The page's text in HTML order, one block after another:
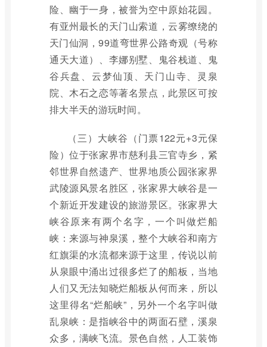
险、幽于一身，被誉为空中原始花园。
有亚州最长的天门山索道，云雾缭绕的
天门仙洞，99道弯世界公路奇观（号称
通天大道）、李娜别墅、鬼谷栈道、鬼
谷兵盘、云梦仙顶、天门山寺、灵泉
院、木石之恋等著名景点，此景区可按
排大半天的游玩时间。
（三）大峡谷（门票122元+3元保
险）位于张家界市慈利县三官寺乡，紧
邻世界自然遗产、世界地质公园张家界
武陵源风景名胜区，张家界大峡谷是一
个新近开发建设的旅游景区。张家界大
峡谷原来有两个名字，一个叫做烂船
峡：来源与神泉溪，整个大峡谷和南方
红旗渠的水流都来源于这里，传说以前
从泉眼中涌出过很多烂了的船板，当地
人们又无法知晓烂船板从何而来，所以
这里得名“烂船峡”，另外一个名字叫做
乱泉峡：是指峡谷中的两面石壁，溪泉
众多，满峡飞流。景色自然，人工装饰